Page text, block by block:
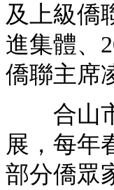
及上級僑
進集體、
僑聯主席
合山市
展，每年
部分僑眾